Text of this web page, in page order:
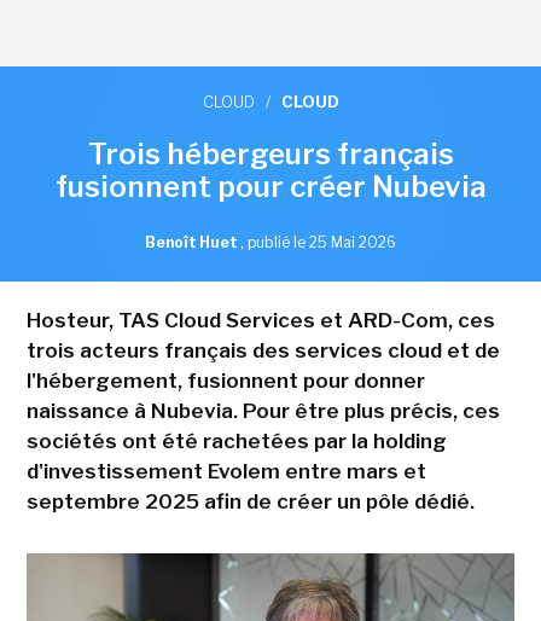
CLOUD / CLOUD
Trois hébergeurs français
fusionnent pour créer Nubevia
Benoît Huet , publié le 25 Mai 2026
Hosteur, TAS Cloud Services et ARD-Com, ces
trois acteurs français des services cloud et de
l'hébergement, fusionnent pour donner
naissance à Nubevia. Pour être plus précis, ces
sociétés ont été rachetées par la holding
d'investissement Evolem entre mars et
septembre 2025 afin de créer un pôle dédié.